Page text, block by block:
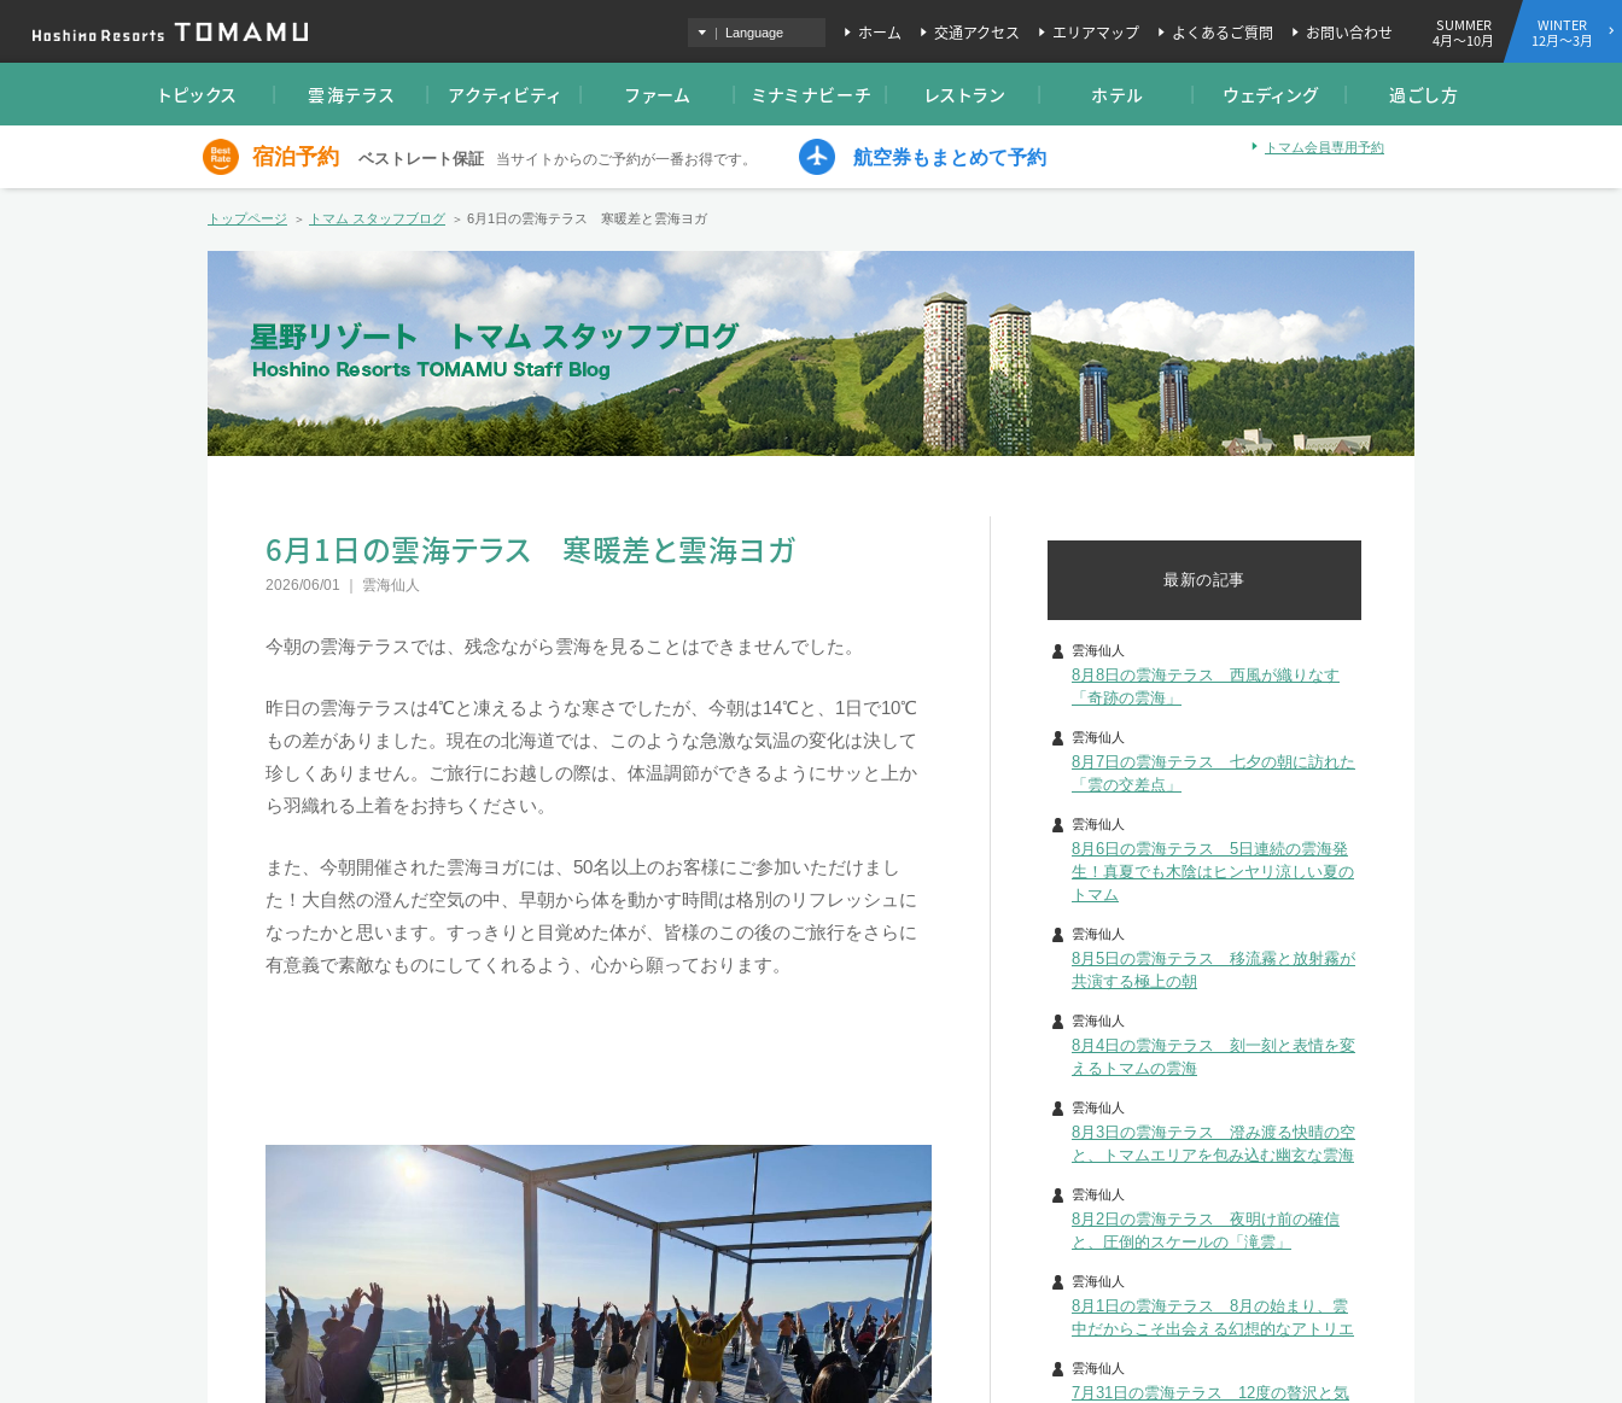
SUMMER
4月～10月
WINTER
12月～3月
| Language ホーム 交通アクセス エリアマップ よくあるご質問 お問い合わせ
トピックス 雲海テラス アクティビティ ファーム ミナミナビーチ レストラン ホテル ウェディング 過ごし方
宿泊予約 ベストレート保証 当サイトからのご予約が一番お得です。 航空券もまとめて予約 トマム会員専用予約
トップページ トマム スタッフブログ 6月1日の雲海テラス 寒暖差と雲海ヨガ
6月1日の雲海テラス 寒暖差と雲海ヨガ
2026/06/01 雲海仙人
今朝の雲海テラスでは、残念ながら雲海を見ることはできませんでした。
昨日の雲海テラスは4℃と凍えるような寒さでしたが、今朝は14℃と、1日で10℃
もの差がありました。現在の北海道では、このような急激な気温の変化は決して
珍しくありません。ご旅行にお越しの際は、体温調節ができるようにサッと上か
ら羽織れる上着をお持ちください。
また、今朝開催された雲海ヨガには、50名以上のお客様にご参加いただけまし
た！大自然の澄んだ空気の中、早朝から体を動かす時間は格別のリフレッシュに
なったかと思います。すっきりと目覚めた体が、皆様のこの後のご旅行をさらに
有意義で素敵なものにしてくれるよう、心から願っております。
最新の記事
雲海仙人
8月8日の雲海テラス 西風が織りなす
「奇跡の雲海」
雲海仙人
8月7日の雲海テラス 七夕の朝に訪れた
「雲の交差点」
雲海仙人
8月6日の雲海テラス 5日連続の雲海発
生！真夏でも木陰はヒンヤリ涼しい夏の
トマム
雲海仙人
8月5日の雲海テラス 移流霧と放射霧が
共演する極上の朝
雲海仙人
8月4日の雲海テラス 刻一刻と表情を変
えるトマムの雲海
雲海仙人
8月3日の雲海テラス 澄み渡る快晴の空
と、トマムエリアを包み込む幽玄な雲海
雲海仙人
8月2日の雲海テラス 夜明け前の確信
と、圧倒的スケールの「滝雲」
雲海仙人
8月1日の雲海テラス 8月の始まり、雲
中だからこそ出会える幻想的なアトリエ
雲海仙人
7月31日の雲海テラス 12度の贅沢と気